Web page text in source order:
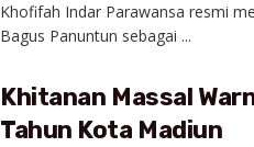
Khofifah Indar Parawansa resmi
Bagus Panuntun sebagai ...
Khitanan Massal
Tahun Kota Madiun